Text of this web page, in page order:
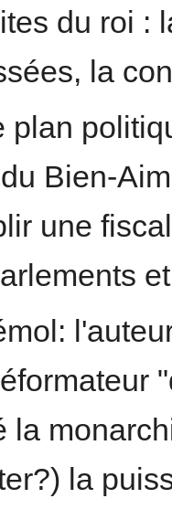
du roi :
la
plan
Bien-
une
la
la